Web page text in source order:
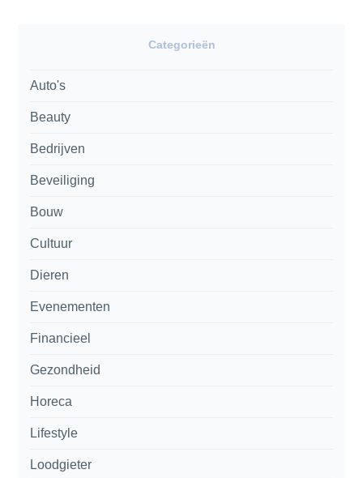
Categorieën
Auto's
Beauty
Bedrijven
Beveiliging
Bouw
Cultuur
Dieren
Evenementen
Financieel
Gezondheid
Horeca
Lifestyle
Loodgieter